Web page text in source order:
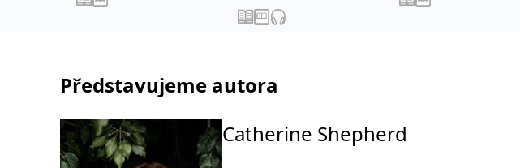
Představujeme autora
Catherine Shepherd